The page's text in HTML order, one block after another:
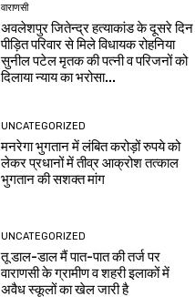
वाराणसी
अवलेशपुर जितेन्द्र हत्याकांड के दूसरे दिन
पीड़ित परिवार से मिले विधायक रोहनिया
सुनील पटेल मृतक की पत्नी व परिजनों को
दिलाया न्याय का भरोसा...
UNCATEGORIZED
मनरेगा भुगतान में लंबित करोड़ों रुपये को
लेकर प्रधानों में तीव्र आक्रोश तत्काल
भुगतान की सशक्त मांग
UNCATEGORIZED
तू डाल-डाल मैं पात-पात की तर्ज पर
वाराणसी के ग्रामीण व शहरी इलाकों में
अवैध स्कूलों का खेल जारी है